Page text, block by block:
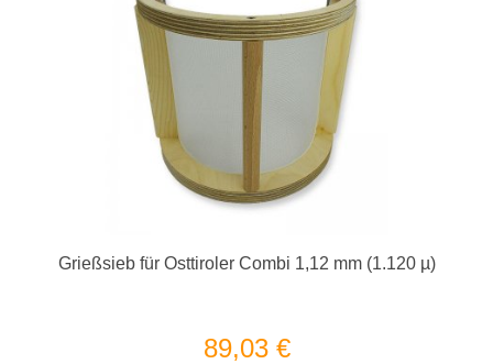
Grießsieb für Osttiroler Combi 1,12 mm (1.120 µ)
89,03 €